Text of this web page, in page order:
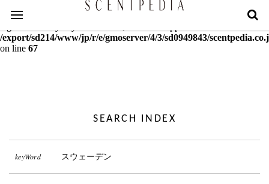
Warning
: mcrypt_decrypt(): Key of size 18 not supported by this
/export/sd214/www/jp/r/e/gmoserver/4/3/sd0949843/
on line 67
SEARCH INDEX
keyWord スウェーデン